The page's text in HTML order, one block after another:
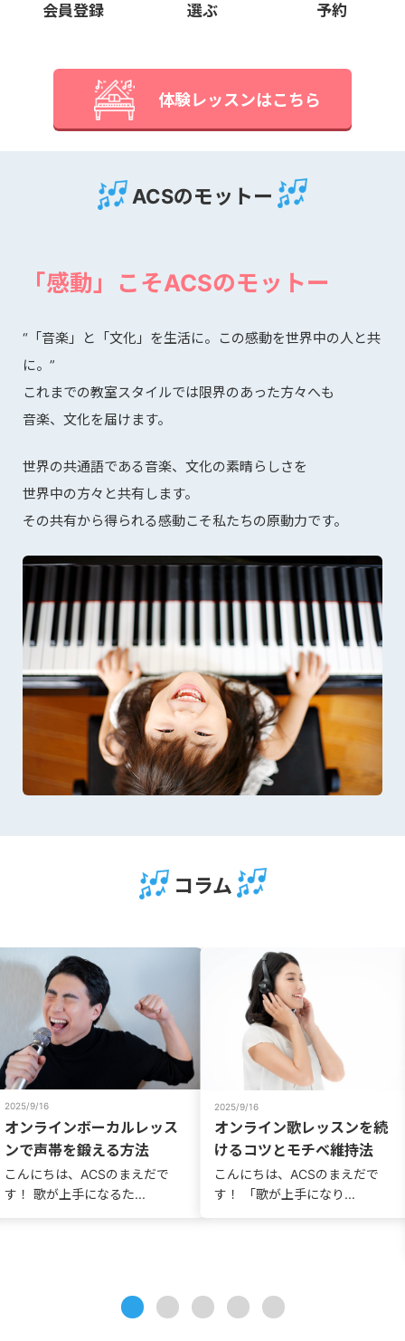
会員登録
選ぶ
予約
体験レッスンはこちら
ACSのモットー
「感動」こそACSのモットー
“「音楽」と「文化」を生活に。この感動を世界中の人と共
に。”
これまでの教室スタイルでは限界のあった方々へも
音楽、文化を届けます。
世界の共通語である音楽、文化の素晴らしさを
世界中の方々と共有します。
その共有から得られる感動こそ私たちの原動力です。
コラム
2025/9/16
オンラインボーカルレッス
ンで声帯を鍛える方法
こんにちは、ACSのまえだで
す！ 歌が上手になるた...
2025/9/16
オンライン歌レッスンを続
けるコツとモチベ維持法
こんにちは、ACSのまえだで
す！ 「歌が上手になり...
続きはこちら